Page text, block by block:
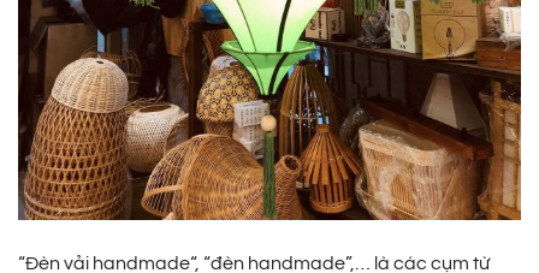
“Đèn vải handmade“, “đèn handmade”,… là các cụm từ